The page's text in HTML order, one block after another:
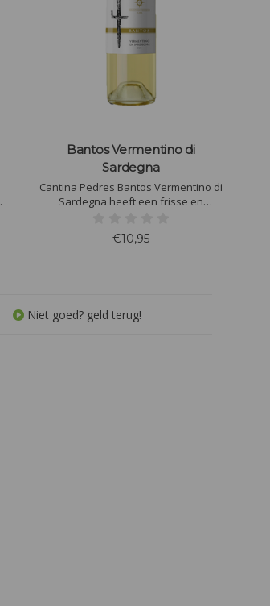
Bantos Vermentino di
Sardegna
Cantina Pedres Bantos Vermentino di
Sardegna heeft een frisse en
kruiden. De structuur is elegant en
€10,95
Niet goed? geld terug!